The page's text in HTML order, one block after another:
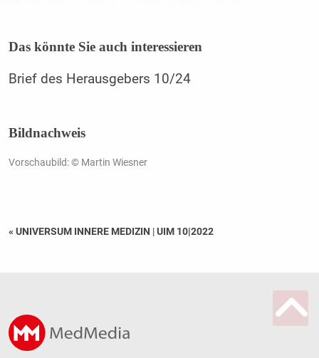
Das könnte Sie auch interessieren
Brief des Herausgebers 10/24
Bildnachweis
Vorschaubild: © Martin Wiesner
« UNIVERSUM INNERE MEDIZIN |UIM 10|2022